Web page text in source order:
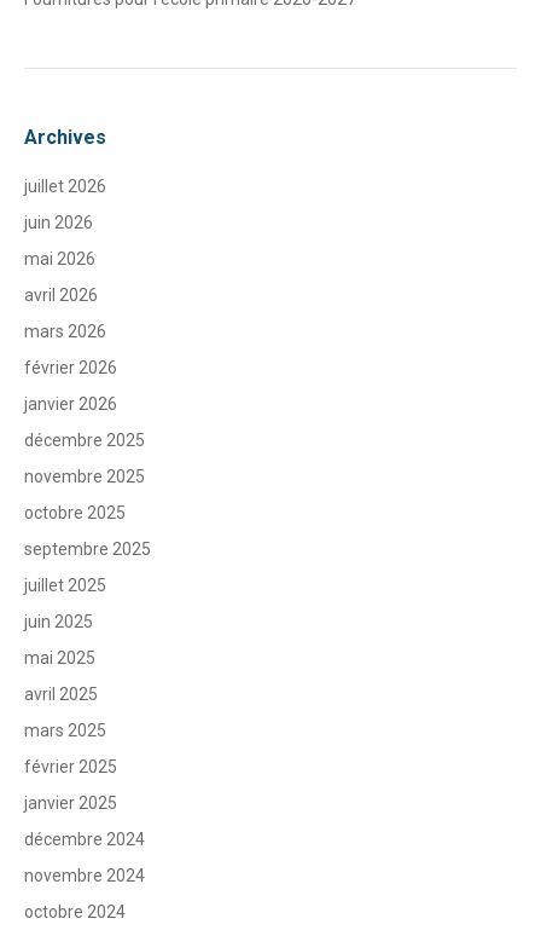
Archives
juillet 2026
juin 2026
mai 2026
avril 2026
mars 2026
février 2026
janvier 2026
décembre 2025
novembre 2025
octobre 2025
septembre 2025
juillet 2025
juin 2025
mai 2025
avril 2025
mars 2025
février 2025
janvier 2025
décembre 2024
novembre 2024
octobre 2024